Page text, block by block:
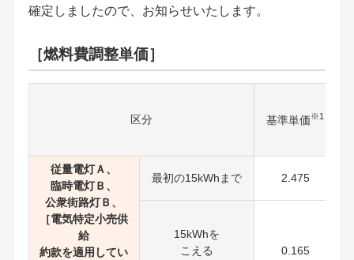
確定しましたので、お知らせいたします。
［燃料費調整単価］
区分 基準単価※1
従量電灯Ａ、
臨時電灯Ｂ、
公衆街路灯Ｂ、
［電気特定小売供
給
約款を適用してい
最初の15kWhまで 2.475
15kWhを
こえる
0.165